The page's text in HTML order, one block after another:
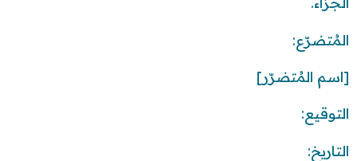
المُتضرّع:
[اسم المُتضرّر]
التوقيع:
التاريخ: